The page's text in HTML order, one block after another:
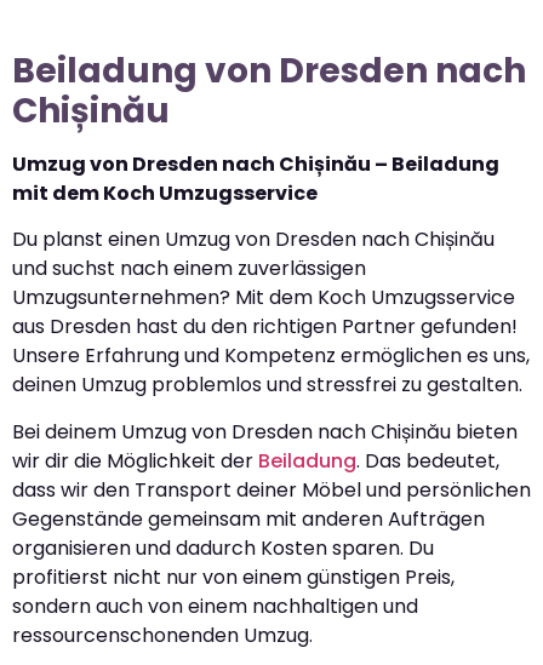
Beiladung von Dresden nach
Chișinău
Umzug von Dresden nach Chișinău – Beiladung
mit dem Koch Umzugsservice
Du planst einen Umzug von Dresden nach Chișinău
und suchst nach einem zuverlässigen
Umzugsunternehmen? Mit dem Koch Umzugsservice
aus Dresden hast du den richtigen Partner gefunden!
Unsere Erfahrung und Kompetenz ermöglichen es uns,
deinen Umzug problemlos und stressfrei zu gestalten.
Bei deinem Umzug von Dresden nach Chișinău bieten
wir dir die Möglichkeit der Beiladung. Das bedeutet,
dass wir den Transport deiner Möbel und persönlichen
Gegenstände gemeinsam mit anderen Aufträgen
organisieren und dadurch Kosten sparen. Du
profitierst nicht nur von einem günstigen Preis,
sondern auch von einem nachhaltigen und
ressourcenschonenden Umzug.